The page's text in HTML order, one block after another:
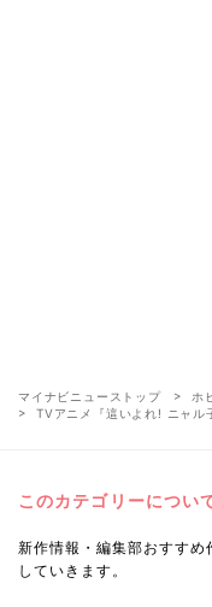
マイナビニューストップ ホ
TVアニメ『這いよれ! ニャル
このカテゴリーについ
新作情報・編集部おすすめ
していきます。